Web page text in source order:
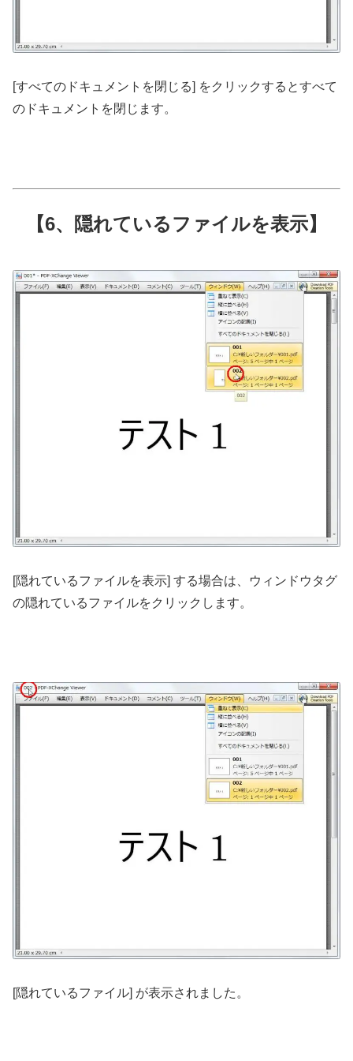
[すべてのドキュメントを閉じる] をクリックするとすべて
のドキュメントを閉じます。
【6、隠れているファイルを表示】
[隠れているファイルを表示] する場合は、ウィンドウタグ
の隠れているファイルをクリックします。
[隠れているファイル] が表示されました。